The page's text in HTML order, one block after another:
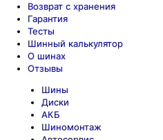
Возврат с хранения
Гарантия
Тесты
Шинный калькулятор
О шинах
Отзывы
Шины
Диски
АКБ
Шиномонтаж